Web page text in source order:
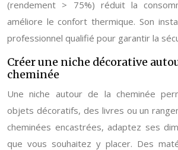
(rendement > 75%) réduit la
améliore le confort thermique. Son
professionnel qualifié pour garantir la
Créer une niche décorative
cheminée
Une niche autour de la cheminée
objets décoratifs, des livres ou un
cheminées encastrées, adaptez ses
que vous souhaitez y placer. Des